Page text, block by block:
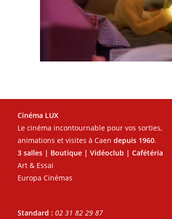
Cinéma LUX
Le cinéma incontournable pour vos sorties,
animations et visites à Caen depuis 1960.
3 salles | Boutique | Vidéoclub | Cafétéria
Art & Essai
Europa Cinémas
Standard : 02 31 82 29 87